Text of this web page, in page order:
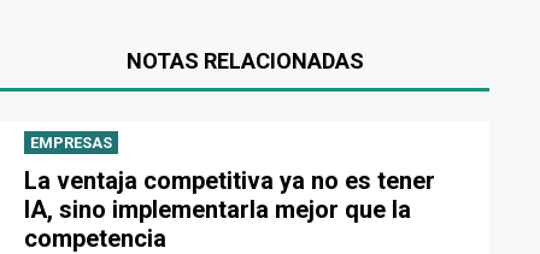
NOTAS RELACIONADAS
EMPRESAS
La ventaja competitiva ya no es tener
IA, sino implementarla mejor que la
competencia